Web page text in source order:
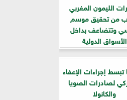
الليمون المغربي
من تحقيق موسم
وتتضاعف بداخل
الأسواق الدولية
تبسط إجراءات الإعفاء
لصادرات الصويا
والكانولا